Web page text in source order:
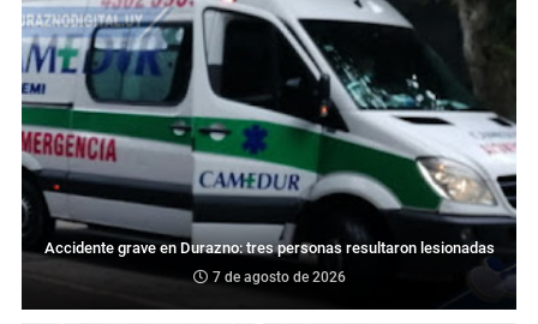
Accidente grave en Durazno: tres personas resultaron lesionadas
7 de agosto de 2026